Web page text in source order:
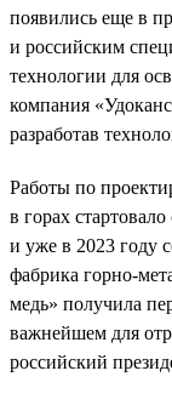
появились еще в
и российским
технологии для
компания
разработав
Работы по
в горах
и уже в 2023 году
фабрика горно-
медь» получила
важнейшем для
российский